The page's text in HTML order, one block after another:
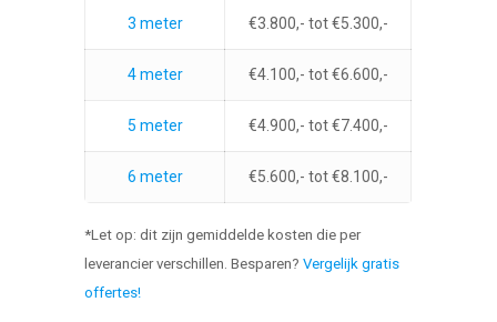
3 meter €3.800,- tot €5.300,-
4 meter €4.100,- tot €6.600,-
5 meter €4.900,- tot €7.400,-
6 meter €5.600,- tot €8.100,-
*Let op: dit zijn gemiddelde kosten die per
leverancier verschillen. Besparen?Vergelijk gratis
offertes!